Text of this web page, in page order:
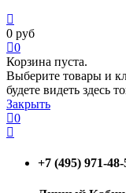
0 руб
0
Корзина пуста.
Выберите товары и
будете видеть здесь
Закрыть
0
+7 (495) 971-48-